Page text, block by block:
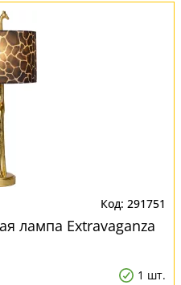
291751
лампа Extravaganza
1 шт.